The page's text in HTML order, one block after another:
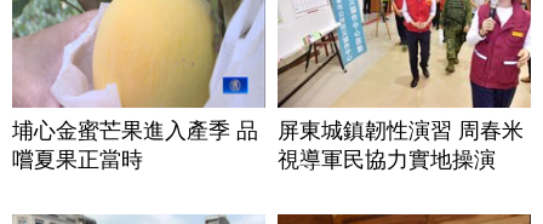
埔心金蜜芒果進入產季 品
嚐夏果正當時
屏東城鎮韌性演習 周春米
視導軍民協力實地操演